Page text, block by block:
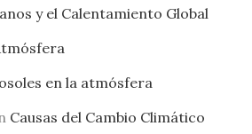
y el Calentamiento Global
en la atmósfera
Causas del Cambio Climático